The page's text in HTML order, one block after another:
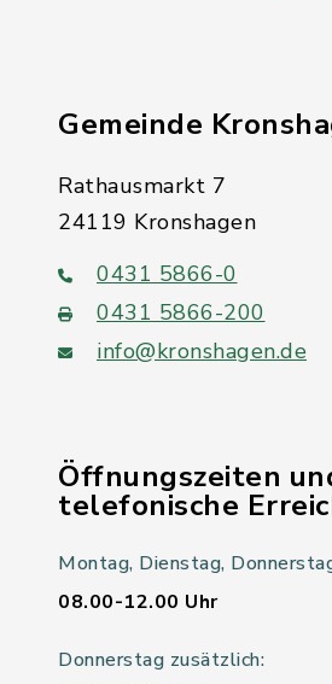
Gemeinde
Rathausmarkt 7
24119 Kronshagen
0431 5866-0
0431 5866-200
info@kronshagen.de
Öffnungszeiten
telefonische
Montag, Dienstag,
08.00-12.00 Uhr
Donnerstag zusätzlich: